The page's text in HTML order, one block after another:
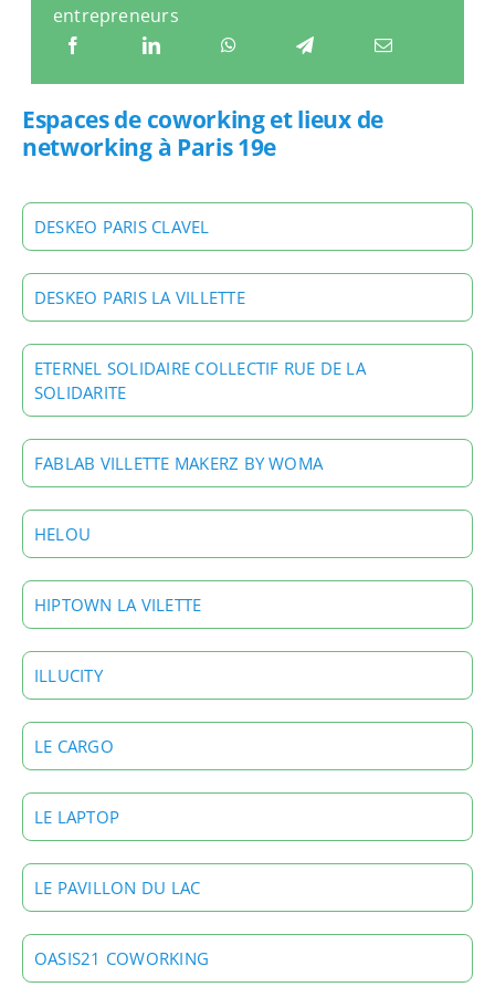
entrepreneurs
Espaces de coworking et lieux de
networking à Paris 19e
DESKEO PARIS CLAVEL
DESKEO PARIS LA VILLETTE
ETERNEL SOLIDAIRE COLLECTIF RUE DE LA
SOLIDARITE
FABLAB VILLETTE MAKERZ BY WOMA
HELOU
HIPTOWN LA VILETTE
ILLUCITY
LE CARGO
LE LAPTOP
LE PAVILLON DU LAC
OASIS21 COWORKING